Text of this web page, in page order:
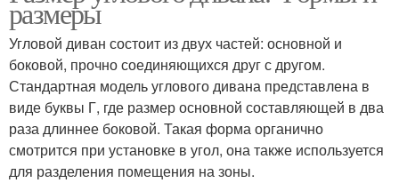
размеры
Угловой диван состоит из двух частей: основной и
боковой, прочно соединяющихся друг с другом.
Стандартная модель углового дивана представлена в
виде буквы Г, где размер основной составляющей в два
раза длиннее боковой. Такая форма органично
смотрится при установке в угол, она также используется
для разделения помещения на зоны.